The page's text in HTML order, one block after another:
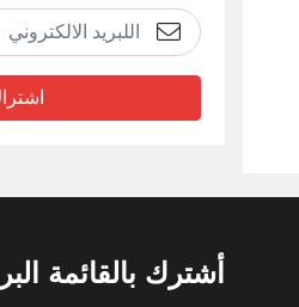
أشترك بالقائمة